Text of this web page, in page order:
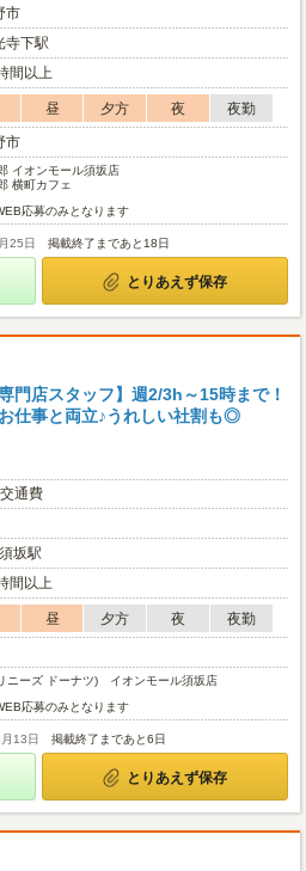
市
寺下駅
間以上
昼 夕方 夜
夜勤
市
イオンモール須坂店
横町カフェ
応募のみとなります
25日 掲載終了まであと18日
とりあえず保存
門店スタッフ】週2/3h～15時まで！
仕事と両立♪うれしい社割も◎
通費
坂駅
間以上
昼 夕方 夜
夜勤
ニーズ ドーナツ) イオンモール須坂店
応募のみとなります
13日 掲載終了まであと6日
とりあえず保存